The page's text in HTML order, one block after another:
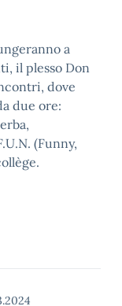
a
il plesso Don
dove
due ore:
(Funny,